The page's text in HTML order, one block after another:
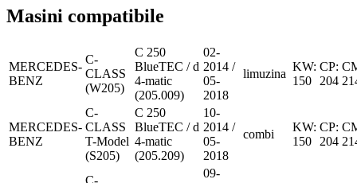
Masini compatibile
MERCEDES-
BENZ
C-
CLASS
(W205)
C 250
BlueTEC / d
4-matic
(205.009)
02-
2014 /
05-
2018
limuzina
KW:
150
CP:
204
MERCEDES-
BENZ
C-
CLASS
T-Model
(S205)
C 250
BlueTEC / d
4-matic
(205.209)
10-
2014 /
05-
2018
combi
KW:
150
CP:
204
09-